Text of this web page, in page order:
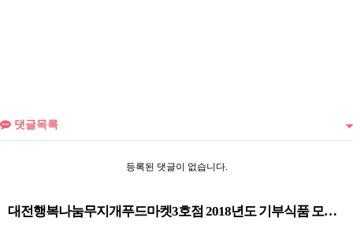
댓글목록
등록된 댓글이 없습니다.
대전행복나눔무지개푸드마켓3호점 2018년도 기부식품 모…